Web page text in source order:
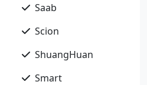
Saab
Scion
ShuangHuan
Smart